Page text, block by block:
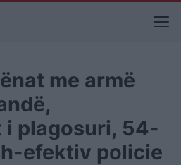
me armë
plagosuri, 54-
efektiv policie